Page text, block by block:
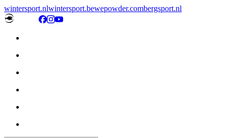
wintersport.nlwintersport.bewepowder.combergsport.nl